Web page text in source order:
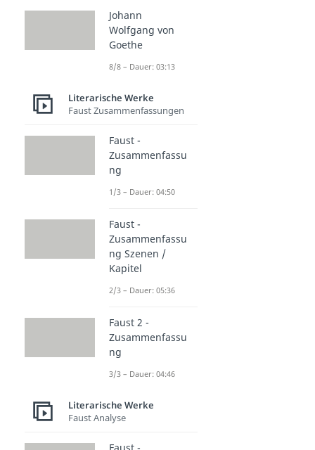
Johann
Wolfgang von
Goethe
8/8 – Dauer: 03:13
Literarische Werke
Faust Zusammenfassungen
Faust -
Zusammenfassu
ng
1/3 – Dauer: 04:50
Faust -
Zusammenfassu
ng Szenen /
Kapitel
2/3 – Dauer: 05:36
Faust 2 -
Zusammenfassu
ng
3/3 – Dauer: 04:46
Literarische Werke
Faust Analyse